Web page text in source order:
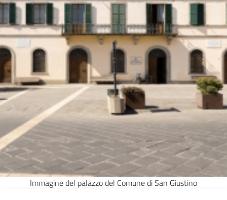
Immagine del palazzo del Comune di San Giustino